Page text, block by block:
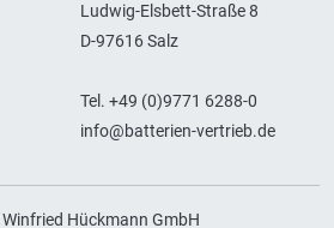
Ludwig-Elsbett-Straße 8
D-97616 Salz
Tel. +49 (0)9771 6288-0
info@batterien-vertrieb.de
Hückmann GmbH